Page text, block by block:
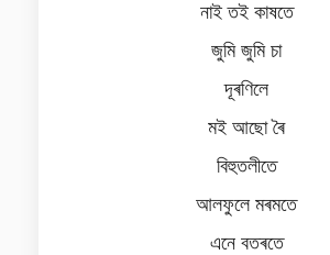
নাই তই কাষতে
জুমি জুমি চা
দূৰণিলে
মই আছো ৰৈ
বিহুতলীতে
আলফুলে মৰমতে
এনে বতৰতে